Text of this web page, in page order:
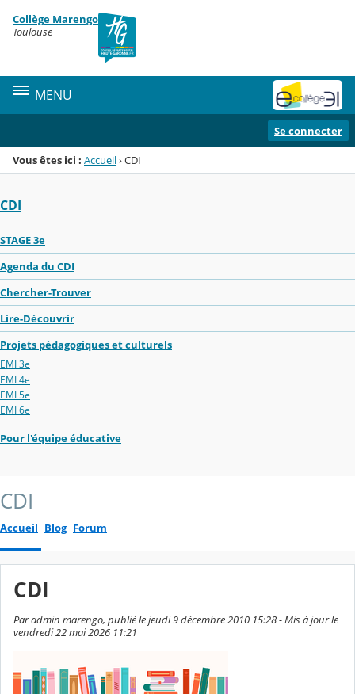
Menu de la rubrique
Contenu
Collège Marengo
Toulouse
MENU
Se connecter
Vous êtes ici : Accueil›CDI
CDI
STAGE 3e
Agenda du CDI
Chercher-Trouver
Lire-Découvrir
Projets pédagogiques et culturels
EMI 3e
EMI 4e
EMI 5e
EMI 6e
Pour l'équipe éducative
CDI
Accueil Blog Forum
CDI
Par admin marengo, publié le jeudi 9 décembre 2010 15:28 - Mis à jour le
vendredi 22 mai 2026 11:21